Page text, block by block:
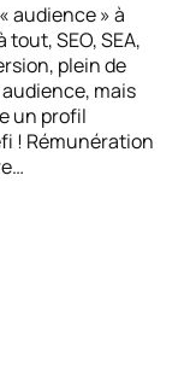
audience » à
SEO, SEA,
plein de
mais
un profil
! Rémunération